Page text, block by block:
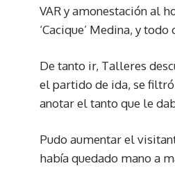
VAR y amonestación al
‘Cacique’ Medina, y
De tanto ir, Talleres
el partido de ida, se
anotar el tanto que le
Pudo aumentar el
había quedado mano a